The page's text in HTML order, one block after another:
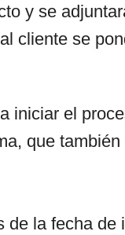
y se
cliente se
iniciar el
que
la fecha